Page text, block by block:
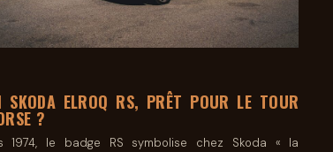
SKODA ELROQ RS, PRÊT POUR LE TOUR
?
1974, le badge RS symbolise chez Skoda « la